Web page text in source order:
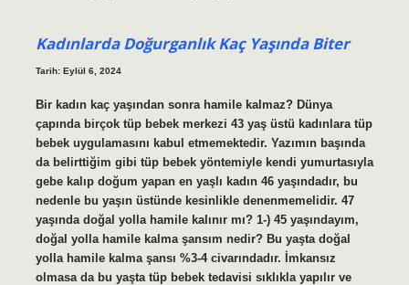
Kadınlarda Doğurganlık Kaç Yaşında Biter
Tarih: Eylül 6, 2024
Bir kadın kaç yaşından sonra hamile kalmaz? Dünya
çapında birçok tüp bebek merkezi 43 yaş üstü kadınlara tüp
bebek uygulamasını kabul etmemektedir. Yazımın başında
da belirttiğim gibi tüp bebek yöntemiyle kendi yumurtasıyla
gebe kalıp doğum yapan en yaşlı kadın 46 yaşındadır, bu
nedenle bu yaşın üstünde kesinlikle denenmemelidir. 47
yaşında doğal yolla hamile kalınır mı? 1-) 45 yaşındayım,
doğal yolla hamile kalma şansım nedir? Bu yaşta doğal
yolla hamile kalma şansı %3-4 civarındadır. İmkansız
olmasa da bu yaşta tüp bebek tedavisi sıklıkla yapılır ve